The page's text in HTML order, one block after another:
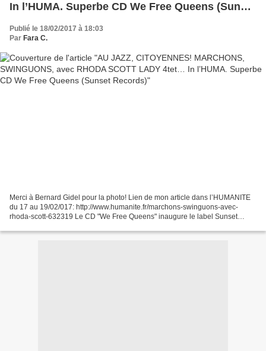
In l’HUMA. Superbe CD We Free Queens (Sunset
Records)
Publié le 18/02/2017 à 18:03
Par Fara C.
Merci à Bernard Gidel pour la photo! Lien de mon article dans l’HUMANITE
du 17 au 19/02/017: http://www.humanite.fr/marchons-swinguons-avec-
rhoda-scott-632319 Le CD "We Free Queens" inaugure le label Sunset